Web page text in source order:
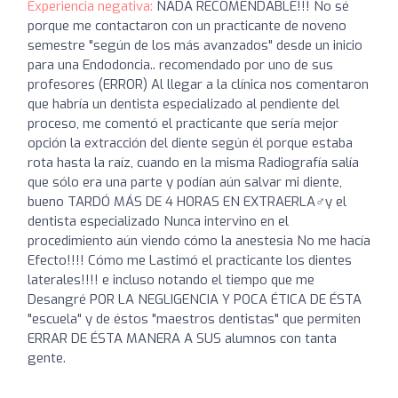
Experiencia negativa: NADA RECOMENDABLE!!! No sé
porque me contactaron con un practicante de noveno
semestre "según de los más avanzados" desde un inicio
para una Endodoncia.. recomendado por uno de sus
profesores (ERROR) Al llegar a la clínica nos comentaron
que habría un dentista especializado al pendiente del
proceso, me comentó el practicante que sería mejor
opción la extracción del diente según él porque estaba
rota hasta la raíz, cuando en la misma Radiografía salía
que sólo era una parte y podían aún salvar mi diente,
bueno TARDÓ MÁS DE 4 HORAS EN EXTRAERLA‍♂️y el
dentista especializado Nunca intervino en el
procedimiento aún viendo cómo la anestesia No me hacía
Efecto!!!! Cómo me Lastimó el practicante los dientes
laterales!!!! e incluso notando el tiempo que me
Desangré POR LA NEGLIGENCIA Y POCA ÉTICA DE ÉSTA
"escuela" y de éstos "maestros dentistas" que permiten
ERRAR DE ÉSTA MANERA A SUS alumnos con tanta
gente.